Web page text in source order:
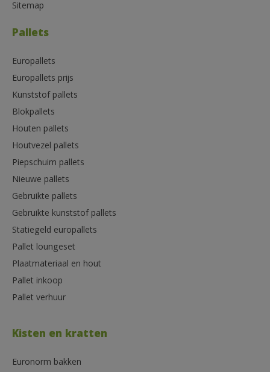
Sitemap
Pallets
Europallets
Europallets prijs
Kunststof pallets
Blokpallets
Houten pallets
Houtvezel pallets
Piepschuim pallets
Nieuwe pallets
Gebruikte pallets
Gebruikte kunststof pallets
Statiegeld europallets
Pallet loungeset
Plaatmateriaal en hout
Pallet inkoop
Pallet verhuur
Kisten en kratten
Euronorm bakken